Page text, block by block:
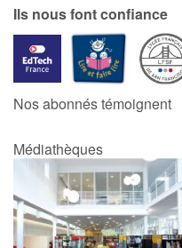
Ils nous font confiance
Nos abonnés témoignent
Médiathèques